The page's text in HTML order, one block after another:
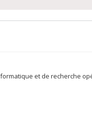
et de recherche